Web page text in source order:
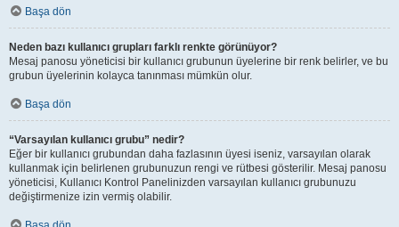
Başa dön
Neden bazı kullanıcı grupları farklı renkte görünüyor?
Mesaj panosu yöneticisi bir kullanıcı grubunun üyelerine bir renk belirler, ve bu
grubun üyelerinin kolayca tanınması mümkün olur.
Başa dön
“Varsayılan kullanıcı grubu” nedir?
Eğer bir kullanıcı grubundan daha fazlasının üyesi iseniz, varsayılan olarak
kullanmak için belirlenen grubunuzun rengi ve rütbesi gösterilir. Mesaj panosu
yöneticisi, Kullanıcı Kontrol Panelinizden varsayılan kullanıcı grubunuzu
değiştirmenize izin vermiş olabilir.